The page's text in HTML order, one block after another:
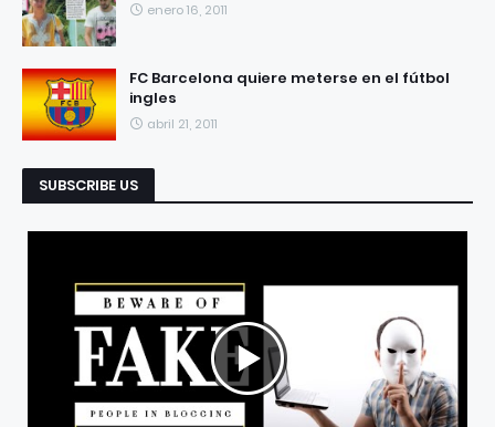
enero 16, 2011
FC Barcelona quiere meterse en el fútbol
ingles
abril 21, 2011
SUBSCRIBE US